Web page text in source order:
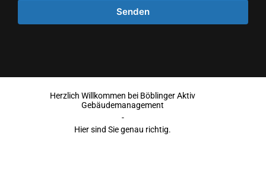
Herzlich Willkommen bei Böblinger Aktiv
Gebäudemanagement
-
Hier sind Sie genau richtig.